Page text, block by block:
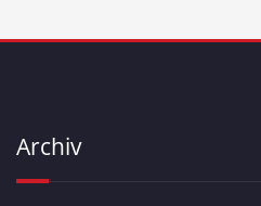
Archiv